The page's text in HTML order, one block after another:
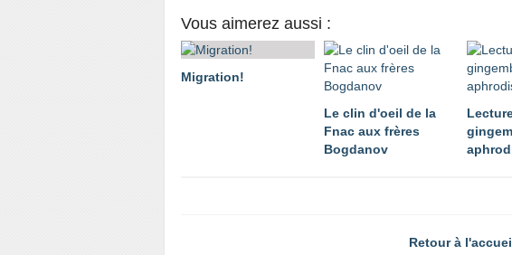
Vous aimerez aussi :
Migration!
Le clin d'oeil de la
Fnac aux frères
Bogdanov
Retour à